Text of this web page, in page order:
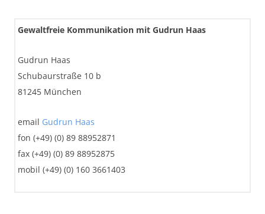
Gewaltfreie Kommunikation mit Gudrun Haas
Gudrun Haas
Schubaurstraße 10 b
81245 München
email Gudrun Haas
fon (+49) (0) 89 88952871
fax (+49) (0) 89 88952875
mobil (+49) (0) 160 3661403